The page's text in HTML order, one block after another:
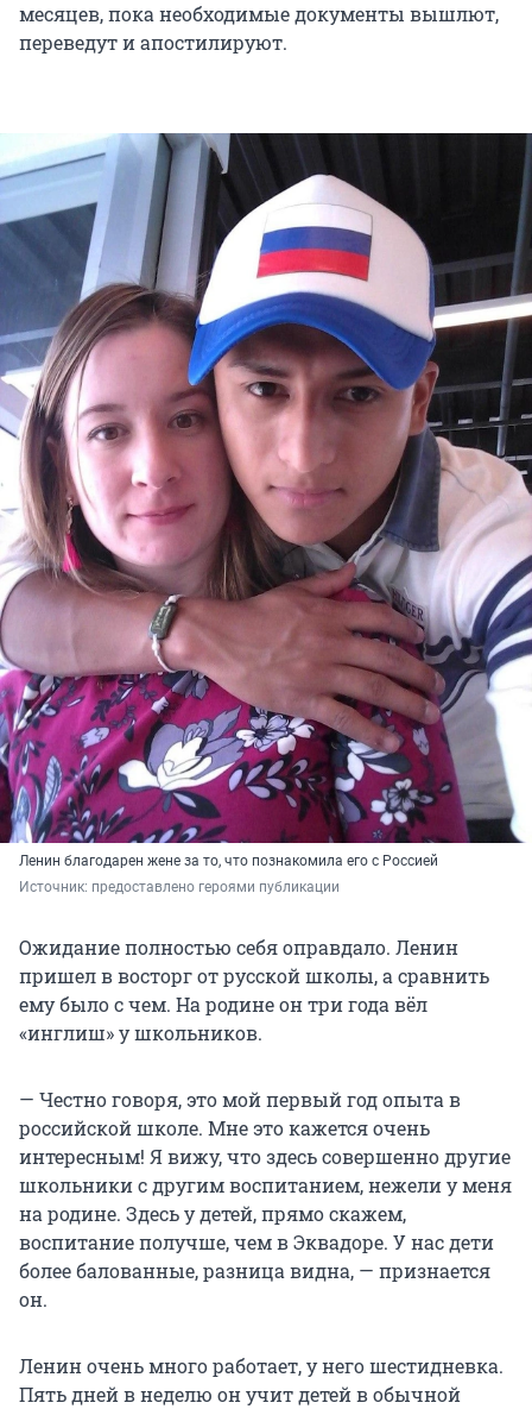
месяцев, пока необходимые документы вышлют,
переведут и апостилируют.
Ленин благодарен жене за то, что познакомила его с Россией
Источник: предоставлено героями публикации
Ожидание полностью себя оправдало. Ленин
пришел в восторг от русской школы, а сравнить
ему было с чем. На родине он три года вёл
«инглиш» у школьников.
— Честно говоря, это мой первый год опыта в
российской школе. Мне это кажется очень
интересным! Я вижу, что здесь совершенно другие
школьники с другим воспитанием, нежели у меня
на родине. Здесь у детей, прямо скажем,
воспитание получше, чем в Эквадоре. У нас дети
более балованные, разница видна, — признается
он.
Ленин очень много работает, у него шестидневка.
Пять дней в неделю он учит детей в обычной